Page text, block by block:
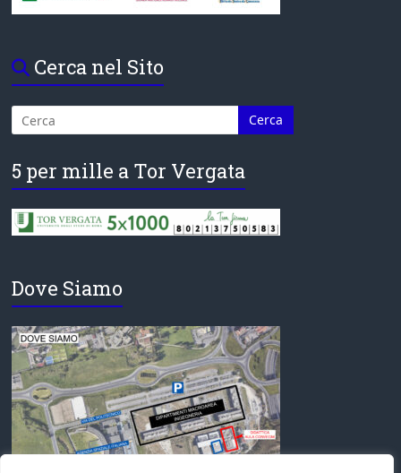
Cerca nel Sito
5 per mille a Tor Vergata
Dove Siamo